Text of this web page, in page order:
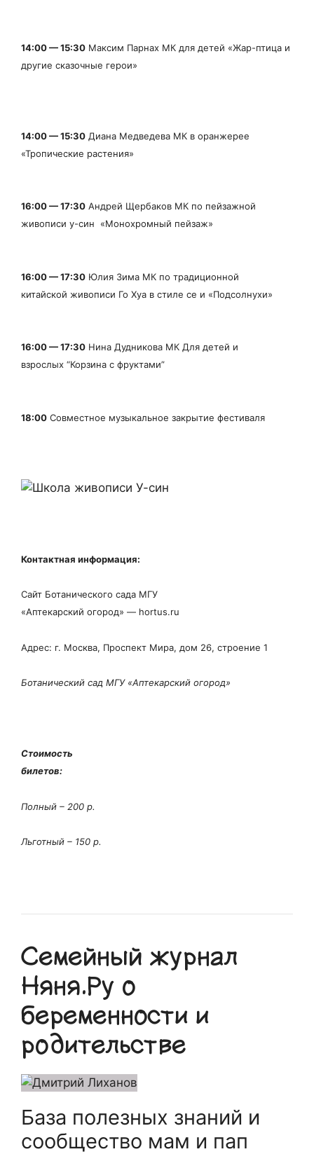
14:00 — 15:30 Максим Парнах МК для детей «Жар-птица и
другие сказочные герои»
14:00 — 15:30 Диана Медведева МК в оранжерее
«Тропические растения»
16:00 — 17:30 Андрей Щербаков МК по пейзажной
живописи у-син «Монохромный пейзаж»
16:00 — 17:30 Юлия Зима МК по традиционной
китайской живописи Го Хуа в стиле се и «Подсолнухи»
16:00 — 17:30 Нина Дудникова МК Для детей и
взрослых “Корзина с фруктами”
18:00 Совместное музыкальное закрытие фестиваля
Контактная информация:
Сайт Ботанического сада МГУ
«Аптекарский огород» — hortus.ru
Адрес: г. Москва, Проспект Мира, дом 26, строение 1
Ботанический сад МГУ «Аптекарский огород»
Стоимость
билетов:
Полный – 200 р.
Льготный – 150 р.
Семейный журнал
Няня.Ру о
беременности и
родительстве
База полезных знаний и
сообщество мам и пап